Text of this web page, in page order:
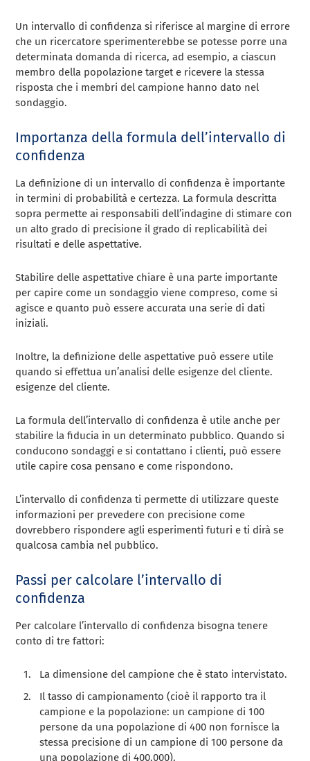
Un intervallo di confidenza si riferisce al margine di errore
che un ricercatore sperimenterebbe se potesse porre una
determinata domanda di ricerca, ad esempio, a ciascun
membro della popolazione target e ricevere la stessa
risposta che i membri del campione hanno dato nel
sondaggio.
Importanza della formula dell’intervallo di
confidenza
La definizione di un intervallo di confidenza è importante
in termini di probabilità e certezza. La formula descritta
sopra permette ai responsabili dell’indagine di stimare con
un alto grado di precisione il grado di replicabilità dei
risultati e delle aspettative.
Stabilire delle aspettative chiare è una parte importante
per capire come un sondaggio viene compreso, come si
agisce e quanto può essere accurata una serie di dati
iniziali.
Inoltre, la definizione delle aspettative può essere utile
quando si effettua un’analisi delle esigenze del cliente.
esigenze del cliente.
La formula dell’intervallo di confidenza è utile anche per
stabilire la fiducia in un determinato pubblico. Quando si
conducono sondaggi e si contattano i clienti, può essere
utile capire cosa pensano e come rispondono.
L’intervallo di confidenza ti permette di utilizzare queste
informazioni per prevedere con precisione come
dovrebbero rispondere agli esperimenti futuri e ti dirà se
qualcosa cambia nel pubblico.
Passi per calcolare l’intervallo di
confidenza
Per calcolare l’intervallo di confidenza bisogna tenere
conto di tre fattori:
La dimensione del campione che è stato intervistato.
Il tasso di campionamento (cioè il rapporto tra il
campione e la popolazione: un campione di 100
persone da una popolazione di 400 non fornisce la
stessa precisione di un campione di 100 persone da
una popolazione di 400.000).